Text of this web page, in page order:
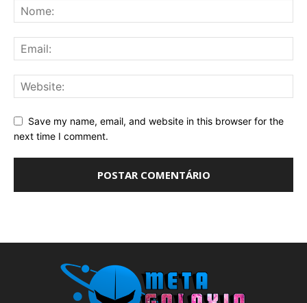
Save my name, email, and website in this browser for the
next time I comment.